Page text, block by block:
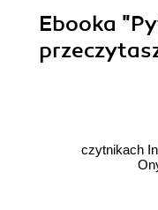
Ebooka
czytnikach